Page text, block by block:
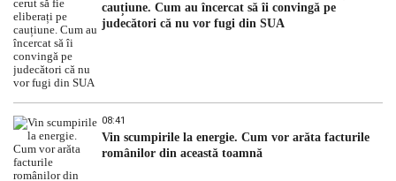
cauțiune. Cum au încercat să îi convingă pe
judecători că nu vor fugi din SUA
08:41
Vin scumpirile la energie. Cum vor arăta facturile
românilor din această toamnă